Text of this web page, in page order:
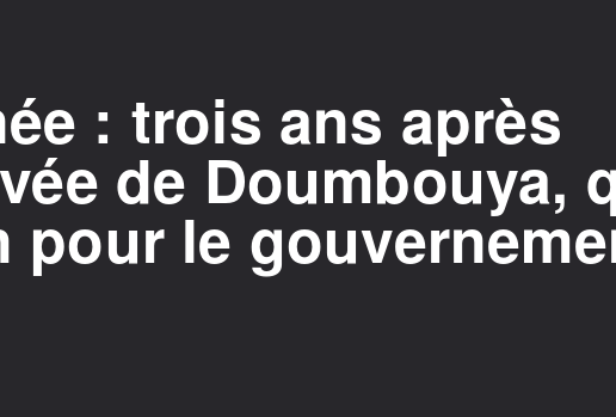
: trois ans après
de Doumbouya,
pour le